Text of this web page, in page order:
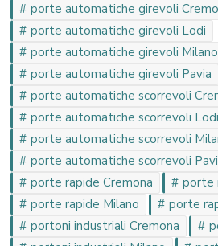
porte automatiche girevoli
porte automatiche girevoli Lodi
porte automatiche girevoli Milano
porte automatiche girevoli Pavia
porte automatiche scorrevoli
porte automatiche scorrevoli Lodi
porte automatiche scorrevoli
porte automatiche scorrevoli
porte rapide Cremona
porte
porte rapide Milano
porte
portoni industriali Cremona